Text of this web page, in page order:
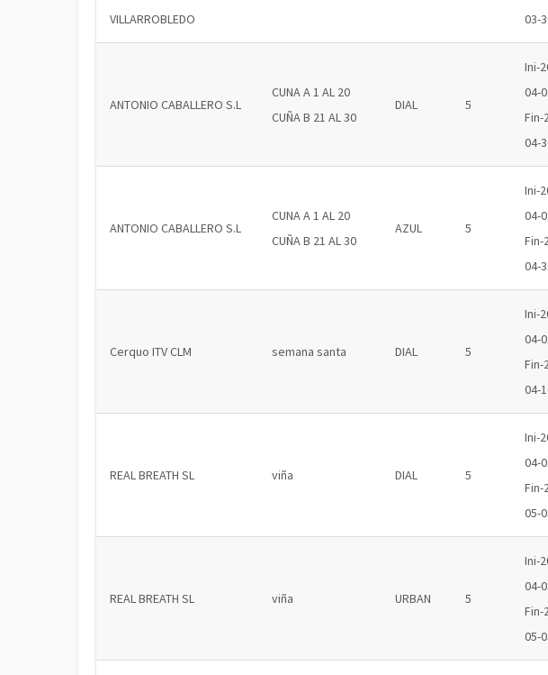
VILLARROBLEDO
03-
ANTONIO CABALLERO S.L
CUNA A 1 AL 20
CUÑA B 21 AL 30
DIAL 5
Ini-
04-
Fin-
04-
ANTONIO CABALLERO S.L
CUNA A 1 AL 20
CUÑA B 21 AL 30
AZUL 5
Ini-
04-
Fin-
04-
Cerquo ITV CLM semana santa DIAL 5
Ini-
04-
Fin-
04-
REAL BREATH SL viña DIAL 5
Ini-
04-
Fin-
05-
REAL BREATH SL viña URBAN 5
Ini-
04-
Fin-
05-